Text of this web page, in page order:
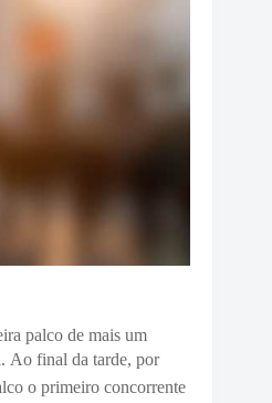
palco de mais um
Ao final da tarde, por
o primeiro concorrente